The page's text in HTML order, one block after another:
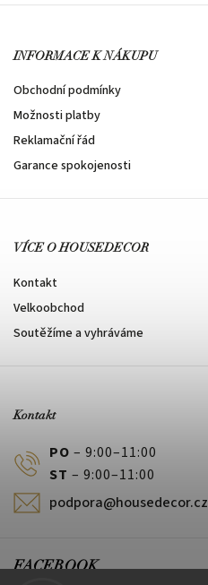
INFORMACE K NÁKUPU
Obchodní podmínky
Možnosti platby
Reklamační řád
Garance spokojenosti
VÍCE O HOUSEDECOR
Kontakt
Velkoobchod
Soutěžíme a vyhráváme
Kontakt
PO – 9:00–11:00
ST – 9:00–11:00
podpora@housedecor.cz
FACEBOOK